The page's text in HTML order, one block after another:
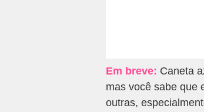
Em breve: Caneta
mas você sabe que
outras,